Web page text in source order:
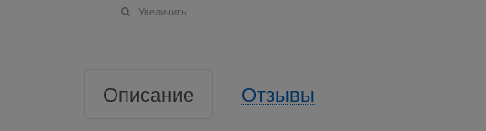
Увеличить
Описание Отзывы